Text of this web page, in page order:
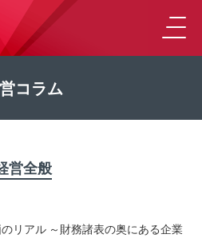
コラム
営全般
リアル ～財務諸表の奥にある企業